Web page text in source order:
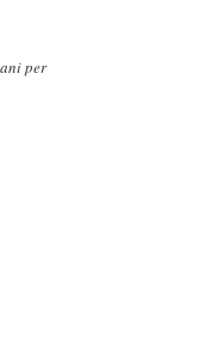
per